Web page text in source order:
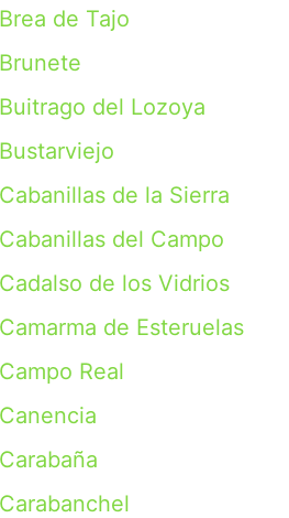
de Tajo
del Lozoya
de la Sierra
del Campo
de los Vidrios
de Esteruelas
Real